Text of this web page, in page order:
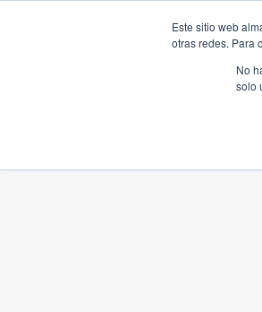
Este sitio web
otras redes. Para
No
solo